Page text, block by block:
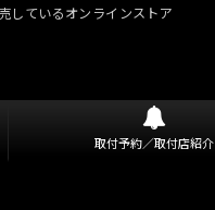
しているオンラインストア
取付予約／取付店紹介